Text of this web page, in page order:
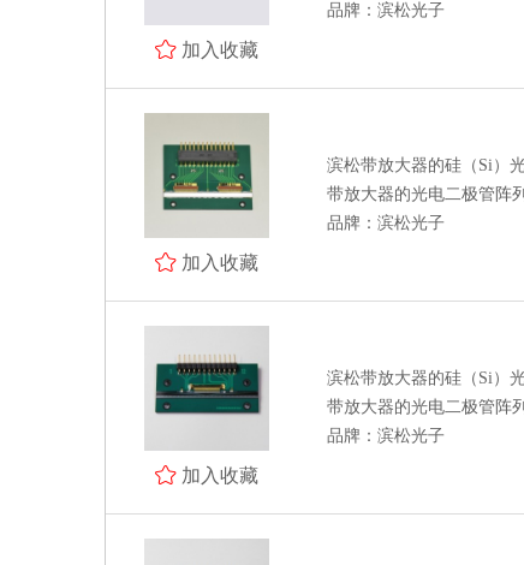
数字/模拟开关 电平转换 继电器
全部商品分类
加入收藏
品牌：滨松光子
加入收藏
滨松带放大器的硅（Si）
带放大器的光电二极管阵
品牌：滨松光子
加入收藏
滨松带放大器的硅（Si）
带放大器的光电二极管阵
品牌：滨松光子